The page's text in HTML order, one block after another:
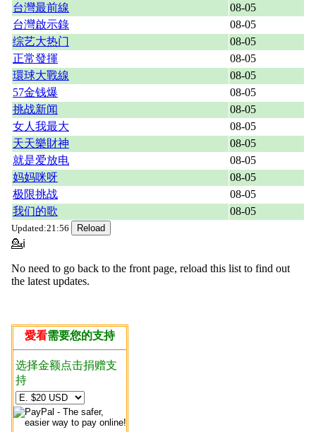
台灣最前線
08-05
台灣啟示錄
08-05
综艺大热门
08-05
正常發揮
08-05
環球大戰線
08-05
57金钱爆
08-05
挑战新闻
08-05
女人我最大
08-05
天天樂財神
08-05
就是爱放电
08-05
妈妈咪呀
08-05
极限挑战
08-05
我们的歌
08-05
Updated:21:56
💁ℹ
No need to go back to the front page, reload this list to find out
the latest updates.
愛看需要您的支持
选择金额点击捐赠支
持